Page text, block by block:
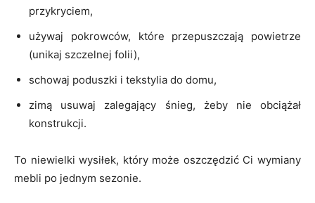
przykryciem,
używaj pokrowców, które przepuszczają powietrze
(unikaj szczelnej folii),
schowaj poduszki i tekstylia do domu,
zimą usuwaj zalegający śnieg, żeby nie obciążał
konstrukcji.
To niewielki wysiłek, który może oszczędzić Ci wymiany
mebli po jednym sezonie.